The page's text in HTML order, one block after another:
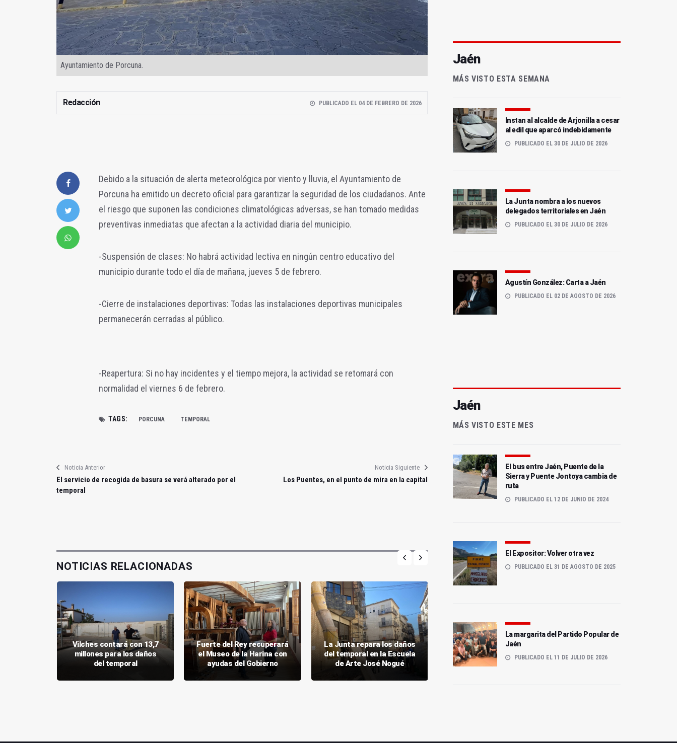
Ayuntamiento de Porcuna.
Redacción PUBLICADO EL 04 DE FEBRERO DE 2026
Debido a la situación de alerta meteorológica por viento y lluvia, el Ayuntamiento de
Porcuna ha emitido un decreto oficial para garantizar la seguridad de los ciudadanos. Ante
el riesgo que suponen las condiciones climatológicas adversas, se han tomado medidas
preventivas inmediatas que afectan a la actividad diaria del municipio.
-Suspensión de clases: No habrá actividad lectiva en ningún centro educativo del
municipio durante todo el día de mañana, jueves 5 de febrero.
-Cierre de instalaciones deportivas: Todas las instalaciones deportivas municipales
permanecerán cerradas al público.
-Reapertura: Si no hay incidentes y el tiempo mejora, la actividad se retomará con
normalidad el viernes 6 de febrero.
TAGS: PORCUNA TEMPORAL
Noticia Anterior
El servicio de recogida de basura se verá alterado por el
temporal
Noticia Siguiente
Los Puentes, en el punto de mira en la capital
NOTICIAS RELACIONADAS
Vilches contará con 13,7
millones para los daños
del temporal
Fuerte del Rey recuperará
el Museo de la Harina con
ayudas del Gobierno
La Junta repara los daños
del temporal en la Escuela
de Arte José Nogué
JM+ reclama a la Junta
que limpie los parques
periurbanos de la capital
Diez incidencias
Jaén-Córdoba desde
Jaén
MÁS VISTO ESTA SEMANA
Instan al alcalde de Arjonilla a cesar
al edil que aparcó indebidamente
PUBLICADO EL 30 DE JULIO DE 2026
La Junta nombra a los nuevos
delegados territoriales en Jaén
PUBLICADO EL 30 DE JULIO DE 2026
Agustín González: Carta a Jaén
PUBLICADO EL 02 DE AGOSTO DE 2026
Jaén
MÁS VISTO ESTE MES
El bus entre Jaén, Puente de la
Sierra y Puente Jontoya cambia de
ruta
PUBLICADO EL 12 DE JUNIO DE 2024
El Expositor: Volver otra vez
PUBLICADO EL 31 DE AGOSTO DE 2025
La margarita del Partido Popular de
Jaén
PUBLICADO EL 11 DE JULIO DE 2026